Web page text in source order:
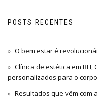
POSTS RECENTES
O bem estar é
Clínica de estética em
personalizados para o
Resultados que vêm com